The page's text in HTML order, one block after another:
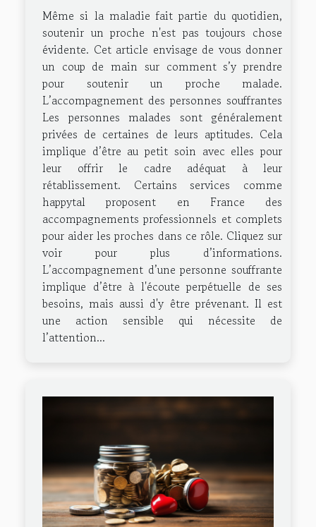
Même si la maladie fait partie du quotidien,
soutenir un proche n'est pas toujours chose
évidente. Cet article envisage de vous donner
un coup de main sur comment s’y prendre
pour soutenir un proche malade.
L’accompagnement des personnes souffrantes
Les personnes malades sont généralement
privées de certaines de leurs aptitudes. Cela
implique d’être au petit soin avec elles pour
leur offrir le cadre adéquat à leur
rétablissement. Certains services comme
happytal proposent en France des
accompagnements professionnels et complets
pour aider les proches dans ce rôle. Cliquez sur
voir pour plus d’informations.
L’accompagnement d’une personne souffrante
implique d’être à l'écoute perpétuelle de ses
besoins, mais aussi d'y être prévenant. Il est
une action sensible qui nécessite de
l’attention...